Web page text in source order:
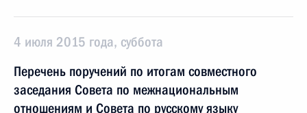
4 июля 2015 года, суббота
Перечень поручений по итогам совместного
заседания Совета по межнациональным
отношениям и Совета по русскому языку